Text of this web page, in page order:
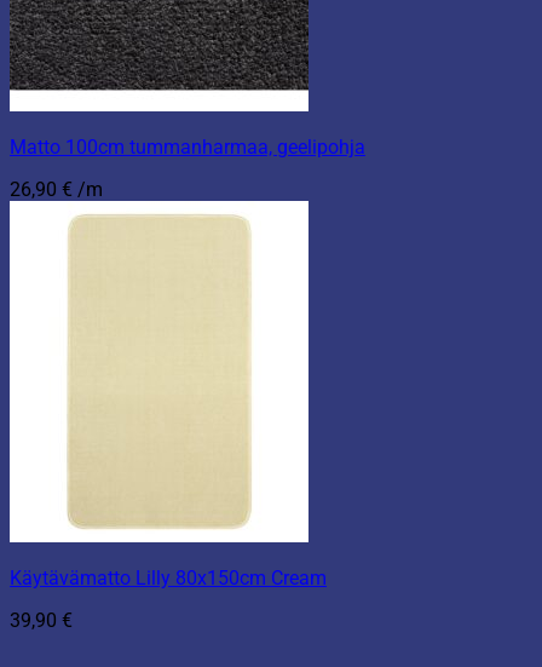
Matto 100cm tummanharmaa, geelipohja
26,90 € /m
Käytävämatto Lilly 80x150cm Cream
39,90 €